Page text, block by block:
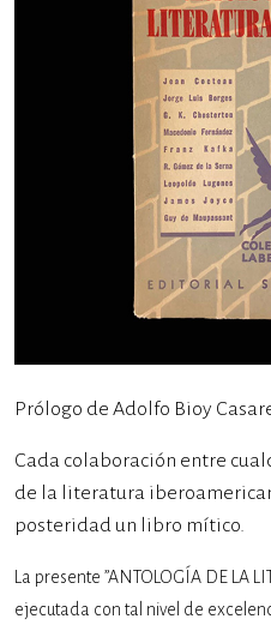
Prólogo de Adolfo Bioy
Cada colaboración entre
de la literatura
posteridad un libro mítico.
La presente ”ANTOLOGÍA DE LA
ejecutada con tal nivel de